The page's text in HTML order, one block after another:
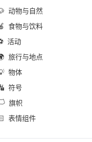
动物与自然
食物与饮料
活动
旅行与地点
物体
符号
旗帜
表情组件